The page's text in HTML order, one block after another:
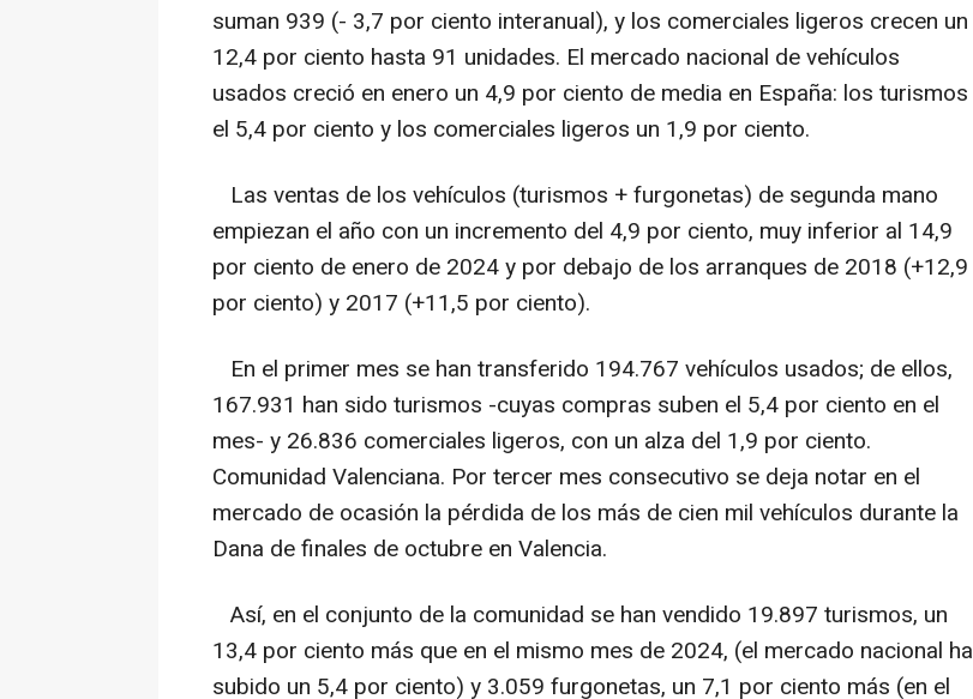
suman 939 (- 3,7 por ciento interanual), y los comerciales ligeros crecen un
12,4 por ciento hasta 91 unidades. El mercado nacional de vehículos
usados creció en enero un 4,9 por ciento de media en España: los turismos
el 5,4 por ciento y los comerciales ligeros un 1,9 por ciento.
Las ventas de los vehículos (turismos + furgonetas) de segunda mano
empiezan el año con un incremento del 4,9 por ciento, muy inferior al 14,9
por ciento de enero de 2024 y por debajo de los arranques de 2018 (+12,9
por ciento) y 2017 (+11,5 por ciento).
En el primer mes se han transferido 194.767 vehículos usados; de ellos,
167.931 han sido turismos -cuyas compras suben el 5,4 por ciento en el
mes- y 26.836 comerciales ligeros, con un alza del 1,9 por ciento.
Comunidad Valenciana. Por tercer mes consecutivo se deja notar en el
mercado de ocasión la pérdida de los más de cien mil vehículos durante la
Dana de finales de octubre en Valencia.
Así, en el conjunto de la comunidad se han vendido 19.897 turismos, un
13,4 por ciento más que en el mismo mes de 2024, (el mercado nacional ha
subido un 5,4 por ciento) y 3.059 furgonetas, un 7,1 por ciento más (en el